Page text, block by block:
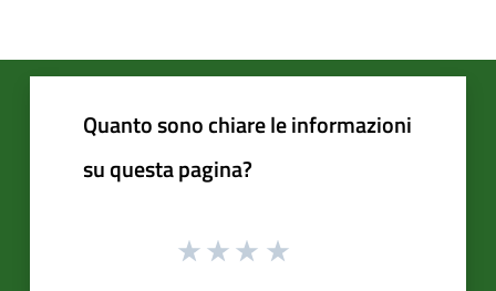
Quanto sono chiare le informazioni
su questa pagina?